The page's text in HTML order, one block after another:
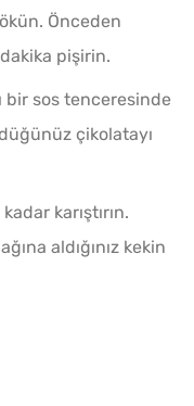
Önceden
dakika pişirin.
bir sos tenceresinde
çikolatayı
karıştırın.
aldığınız kekin